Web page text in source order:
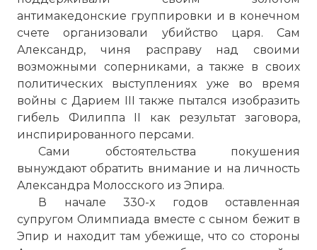
антимакедонские группировки и в конечном
счете организовали убийство царя. Сам
Александр, чиня расправу над своими
возможными соперниками, а также в своих
политических выступлениях уже во время
войны с Дарием III также пытался изобразить
гибель Филиппа II как результат заговора,
инспирированного персами.
Сами обстоятельства покушения
вынуждают обратить внимание и на личность
Александра Молосского из Эпира.
В начале 330-х годов оставленная
супругом Олимпиада вместе с сыном бежит в
Эпир и находит там убежище, что со стороны